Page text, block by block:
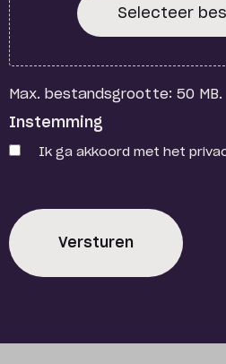
Selecteer
Max. bestandsgrootte: 50 MB.
Instemming
Ik ga akkoord met het
CAPTCHA